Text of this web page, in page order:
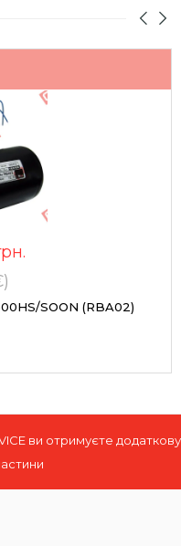
SOON (RBA02)
ви отримуєте додаткову